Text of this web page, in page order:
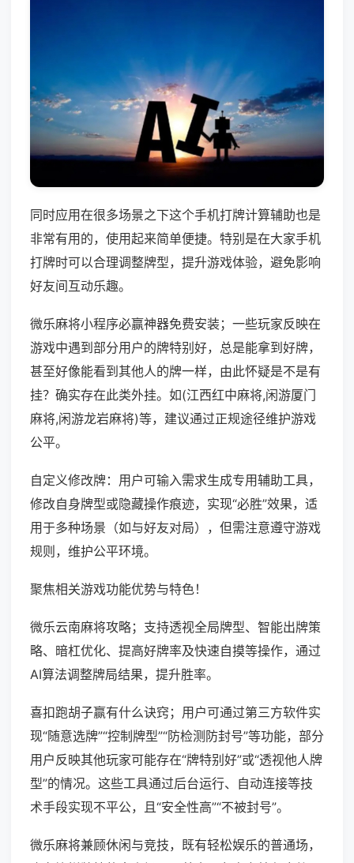
同时应用在很多场景之下这个手机打牌计算辅助也是
非常有用的，使用起来简单便捷。特别是在大家手机
打牌时可以合理调整牌型，提升游戏体验，避免影响
好友间互动乐趣。
微乐麻将小程序必赢神器免费安装；一些玩家反映在
游戏中遇到部分用户的牌特别好，总是能拿到好牌，
甚至好像能看到其他人的牌一样，由此怀疑是不是有
挂？确实存在此类外挂。如(江西红中麻将,闲游厦门
麻将,闲游龙岩麻将)等，建议通过正规途径维护游戏
公平。
自定义修改牌：用户可输入需求生成专用辅助工具，
修改自身牌型或隐藏操作痕迹，实现“必胜”效果，适
用于多种场景（如与好友对局），但需注意遵守游戏
规则，维护公平环境。
聚焦相关游戏功能优势与特色！
微乐云南麻将攻略；支持透视全局牌型、智能出牌策
略、暗杠优化、提高好牌率及快速自摸等操作，通过
AI算法调整牌局结果，提升胜率。
喜扣跑胡子赢有什么诀窍；用户可通过第三方软件实
现“随意选牌”“控制牌型”“防检测防封号”等功能，部分
用户反映其他玩家可能存在“牌特别好”或“透视他人牌
型”的情况。这些工具通过后台运行、自动连接等技
术手段实现不平公，且“安全性高”“不被封号”。
微乐麻将兼顾休闲与竞技，既有轻松娱乐的普通场，